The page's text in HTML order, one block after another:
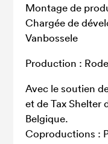
Montage de
Chargée de
Vanbossele
Production :
Avec le soutien
et de Tax Shelter
Belgique.
Coproductions :